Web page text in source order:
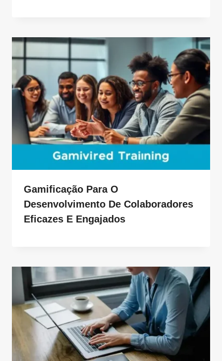
Gamificação Para O
Desenvolvimento De Colaboradores
Eficazes E Engajados